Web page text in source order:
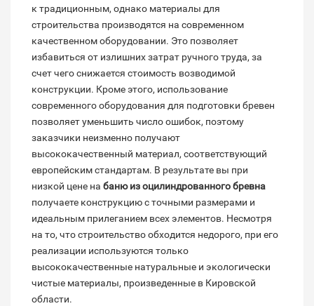
к традиционным, однако материалы для
строительства производятся на современном
качественном оборудовании. Это позволяет
избавиться от излишних затрат ручного труда, за
счет чего снижается стоимость возводимой
конструкции. Кроме этого, использование
современного оборудования для подготовки бревен
позволяет уменьшить число ошибок, поэтому
заказчики неизменно получают
высококачественный материал, соответствующий
европейским стандартам. В результате вы при
низкой цене на баню из оцилиндрованного бревна
получаете конструкцию с точными размерами и
идеальным прилеганием всех элементов. Несмотря
на то, что строительство обходится недорого, при его
реализации используются только
высококачественные натуральные и экологически
чистые материалы, произведенные в Кировской
области.